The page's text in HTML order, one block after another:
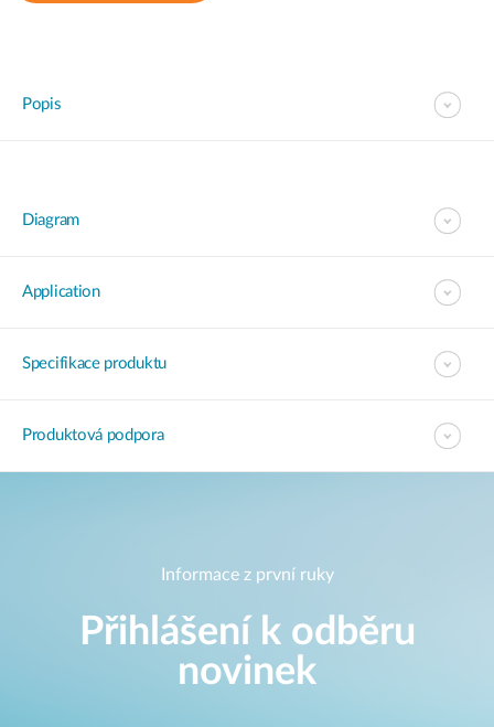
Popis
Diagram
Application
Specifikace produktu
Produktová podpora
Informace z první ruky
Přihlášení k odběru
novinek